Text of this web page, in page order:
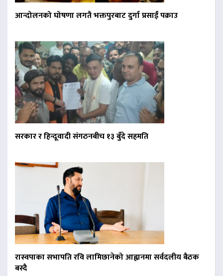
आन्दोलनको घोषणा लगतै भक्तपुरबाट दुर्गा प्रसाईं पक्राउ
सरकार र हिन्दूवादी संगठनबीच १३ बुँदे सहमति
रास्वपाका सभापति रवि लामिछानेको आह्वानमा सर्वदलीय बैठक
बस्दै